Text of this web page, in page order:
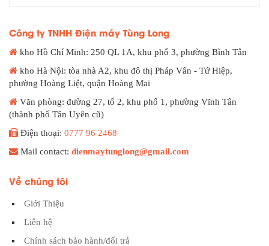
Công ty TNHH Điện máy Tùng Long
kho Hồ Chí Minh: 250 QL 1A, khu phố 3, phường Bình Tân
kho Hà Nội: tòa nhà A2, khu đô thị Pháp Vân - Tứ Hiệp,
phường Hoàng Liệt, quận Hoàng Mai
Văn phòng: đường 27, tổ 2, khu phố 1, phường Vĩnh Tân
(thành phố Tân Uyên cũ)
Điện thoại: 0777 96 2468
Mail contact: dienmaytunglong@gmail.com
Về chúng tôi
Giới Thiệu
Liên hệ
Chính sách bảo hành/đổi trả